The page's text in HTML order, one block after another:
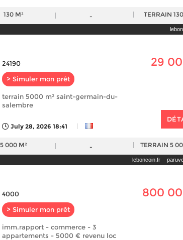
130 M² - TERRAIN
24190
> Simuler mon prêt
29
terrain 5000 m² saint-germain-du-
salembre
July 28, 2026 18:41 |
5 000 M² - TERRAIN 5
leboncoin.fr
4000
> Simuler mon prêt
800
imm.rapport - commerce - 3
appartements - 5000 € revenu loc